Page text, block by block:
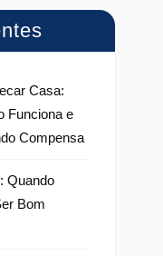
Casa:
Funciona e
Compensa
Quando
Bom